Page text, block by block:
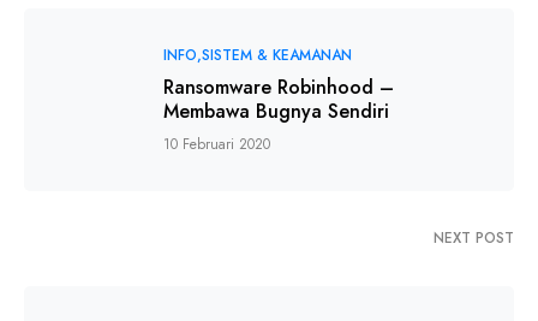
INFO SISTEM & KEAMANAN
Ransomware Robinhood –
Membawa Bugnya Sendiri
10 Februari 2020
NEXT POST